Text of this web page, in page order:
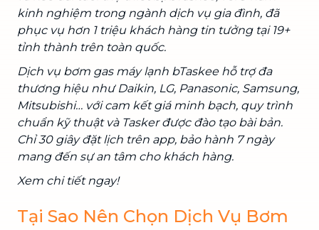
kinh nghiệm trong ngành dịch vụ gia đình, đã
phục vụ hơn 1 triệu khách hàng tin tưởng tại 19+
tỉnh thành trên toàn quốc.
Dịch vụ bơm gas máy lạnh bTaskee hỗ trợ đa
thương hiệu như Daikin, LG, Panasonic, Samsung,
Mitsubishi… với cam kết giá minh bạch, quy trình
chuẩn kỹ thuật và Tasker được đào tạo bài bản.
Chỉ 30 giây đặt lịch trên app, bảo hành 7 ngày
mang đến sự an tâm cho khách hàng.
Xem chi tiết ngay!
Tại Sao Nên Chọn Dịch Vụ Bơm